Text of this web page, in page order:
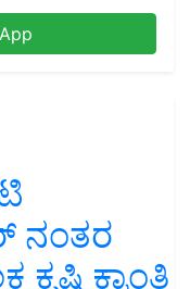
ನಂತರ
ಕ್ರಾಂತಿ